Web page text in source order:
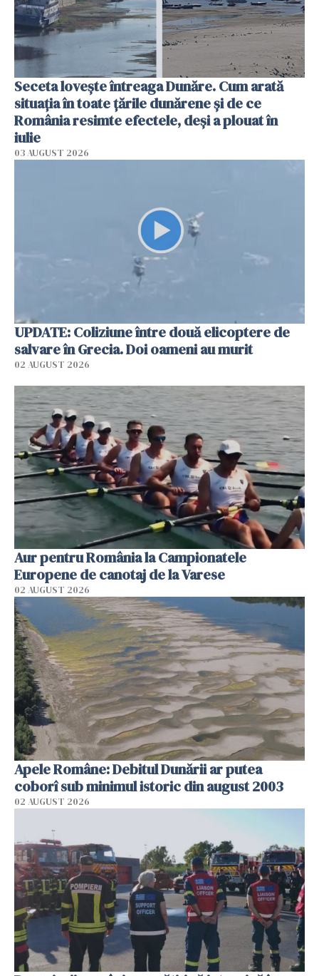
Seceta lovește întreaga Dunăre. Cum arată
situația în toate țările dunărene și de ce
România resimte efectele, deși a plouat în
iulie
03 AUGUST 2026
UPDATE: Coliziune între două elicoptere de
salvare în Grecia. Doi oameni au murit
02 AUGUST 2026
Aur pentru România la Campionatele
Europene de canotaj de la Varese
02 AUGUST 2026
Apele Române: Debitul Dunării ar putea
coborî sub minimul istoric din august 2003
02 AUGUST 2026